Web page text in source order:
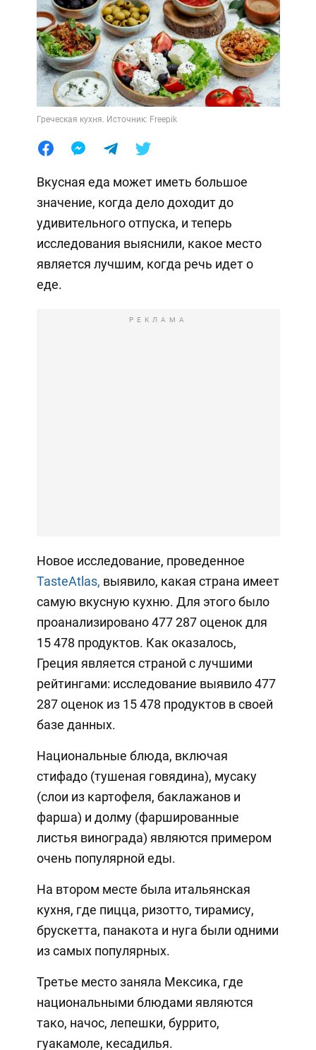
Греческая кухня. Источник: Freepik
Вкусная еда может иметь большое
значение, когда дело доходит до
удивительного отпуска, и теперь
исследования выяснили, какое место
является лучшим, когда речь идет о
еде.
РЕКЛАМА
Новое исследование, проведенное
TasteAtlas, выявило, какая страна имеет
самую вкусную кухню. Для этого было
проанализировано 477 287 оценок для
15 478 продуктов. Как оказалось,
Греция является страной с лучшими
рейтингами: исследование выявило 477
287 оценок из 15 478 продуктов в своей
базе данных.
Национальные блюда, включая
стифадо (тушеная говядина), мусаку
(слои из картофеля, баклажанов и
фарша) и долму (фаршированные
листья винограда) являются примером
очень популярной еды.
На втором месте была итальянская
кухня, где пицца, ризотто, тирамису,
брускетта, панакота и нуга были одними
из самых популярных.
Третье место заняла Мексика, где
национальными блюдами являются
тако, начос, лепешки, буррито,
гуакамоле, кесадилья.